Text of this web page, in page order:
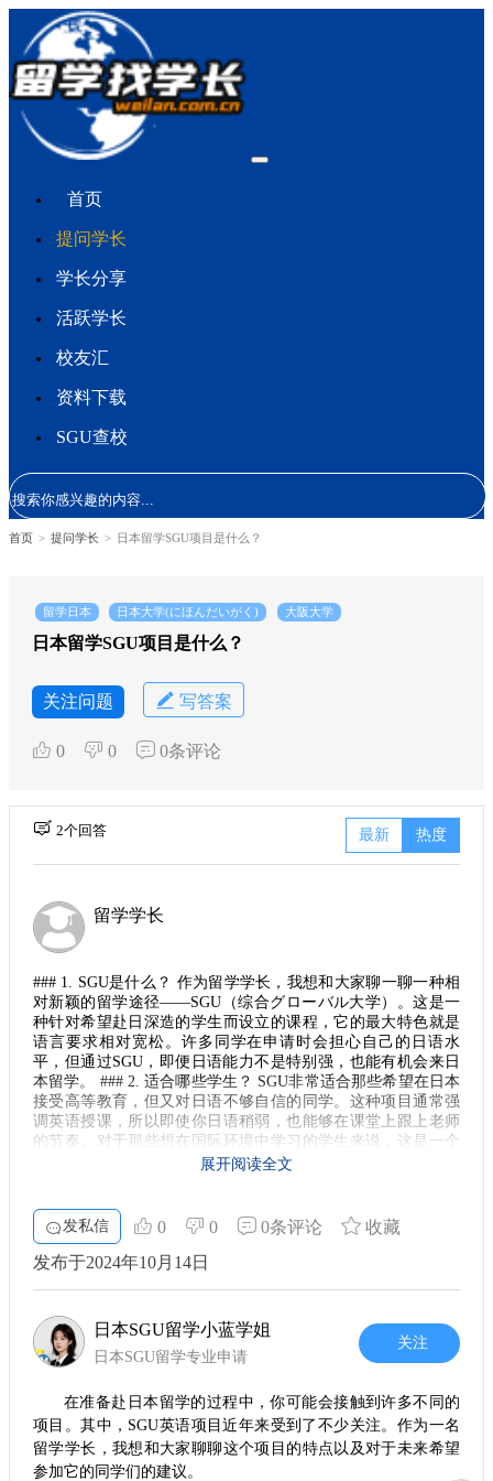
首页
提问学长
学长分享
活跃学长
校友汇
资料下载
SGU查校
首页 > 提问学长 > 日本留学SGU项目是什么？
留学日本 日本大学(にほんだいがく) 大阪大学
日本留学SGU项目是什么？
关注问题 写答案
0 0 0条评论
2个回答 最新 热度
留学学长
### 1. SGU是什么？ 作为留学学长，我想和大家聊一聊一种相
对新颖的留学途径——SGU（综合グローバル大学）。这是一
种针对希望赴日深造的学生而设立的课程，它的最大特色就是
语言要求相对宽松。许多同学在申请时会担心自己的日语水
平，但通过SGU，即便日语能力不是特别强，也能有机会来日
本留学。 ### 2. 适合哪些学生？ SGU非常适合那些希望在日本
接受高等教育，但又对日语不够自信的同学。这种项目通常强
调英语授课，所以即使你日语稍弱，也能够在课堂上跟上老师
的节奏。对于那些想在国际环境中学习的学生来说，这是一个
很好的选择。 ### 3. 学术环境与课程设置 在SGU的学习过程
还有文化交流、国际视野等课程。这种方式让学生能够从多个
角度了解日本的文化和社会，也为将来的职业生涯打下基础。
### 4. 语言学习机会 入读SGU并不意味着放弃日语学习。相
活，未来无论是实习还是工作，都会带来更多的机遇。 ### 5.
入学申请的注意事项 虽然SGU的语言要求相对宽松，但在申请
过程中依然需要注意一些关键点。首先，申请材料的准备必须
的重要依据。其次，面试环节也不可忽视。尽量展现你的热情
与潜力，这些都会成为你的竞争优势。 ### 6. 留学生活的挑战
与乐趣 初到日本，可能会面临一些挑战，比如生活方式的差异
以及文化冲击。但这些也是留学生活的乐趣所在。通过与不同
展开阅读全文
发私信 0 0 0条评论
收藏
发布于2024年10月14日
日本SGU留学小蓝学姐
日本SGU留学专业申请
关注
在准备赴日本留学的过程中，你可能会接触到许多不同的
项目。其中，SGU英语项目近年来受到了不少关注。作为一名
留学学长，我想和大家聊聊这个项目的特点以及对于未来希望
参加它的同学们的建议。